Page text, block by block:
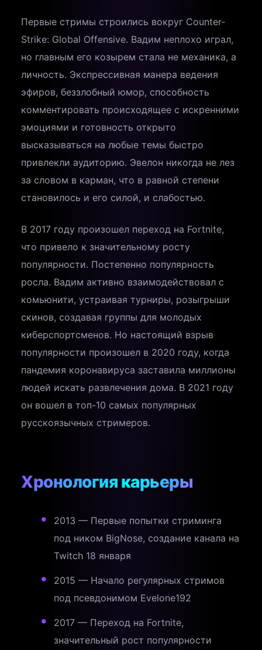
Первые стримы строились вокруг Counter-
Strike: Global Offensive. Вадим неплохо играл,
но главным его козырем стала не механика, а
личность. Экспрессивная манера ведения
эфиров, беззлобный юмор, способность
комментировать происходящее с искренними
эмоциями и готовность открыто
высказываться на любые темы быстро
привлекли аудиторию. Эвелон никогда не лез
за словом в карман, что в равной степени
становилось и его силой, и слабостью.
В 2017 году произошел переход на Fortnite,
что привело к значительному росту
популярности. Постепенно популярность
росла. Вадим активно взаимодействовал с
комьюнити, устраивая турниры, розыгрыши
скинов, создавая группы для молодых
киберспортсменов. Но настоящий взрыв
популярности произошел в 2020 году, когда
пандемия коронавируса заставила миллионы
людей искать развлечения дома. В 2021 году
он вошел в топ-10 самых популярных
русскоязычных стримеров.
Хронология карьеры
2013 — Первые попытки стриминга
под ником BigNose, создание канала на
Twitch 18 января
2015 — Начало регулярных стримов
под псевдонимом Evelone192
2017 — Переход на Fortnite,
значительный рост популярности